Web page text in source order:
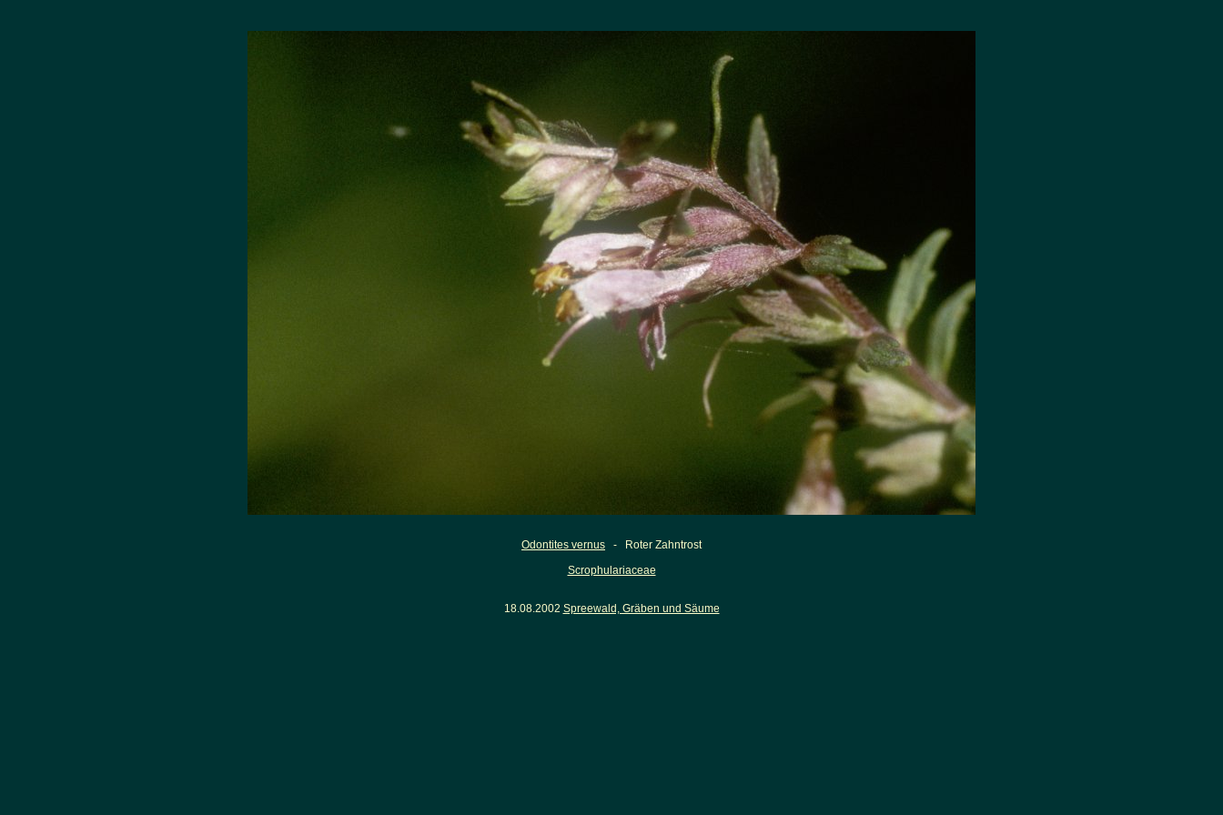
Odontites vernus - Roter Zahntrost
Scrophulariaceae
18.08.2002 Spreewald, Gräben und Säume